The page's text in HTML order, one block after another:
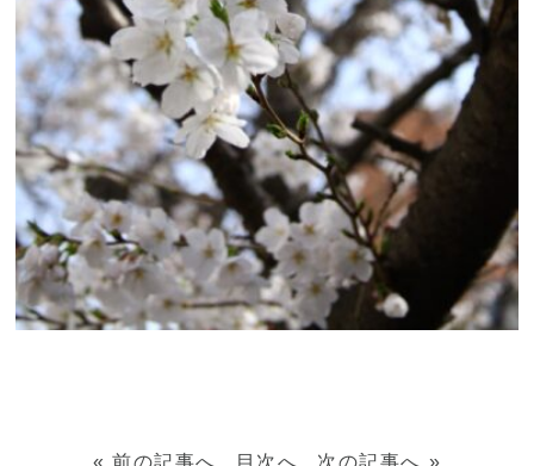
« 前の記事へ 目次へ 次の記事へ »